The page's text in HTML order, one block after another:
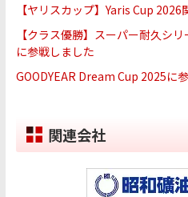
【ヤリスカップ】Yaris Cup
【クラス優勝】スーパー耐久シ
に参戦しました
GOODYEAR Dream Cup 2025に参
関連会社